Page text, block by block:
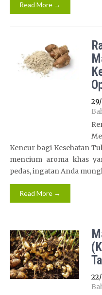
Read More →
Kencur bagi Kesehatan
mencium aroma khas
pedas, ingatan Anda
Read More →